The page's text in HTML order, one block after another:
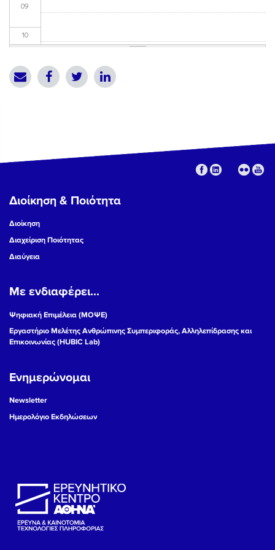
09
10
16
17
19
22
Διοίκηση & Ποιότητα
Διοίκηση
Διαχείριση Ποιότητας
Διαύγεια
Με ενδιαφέρει...
Ψηφιακή Επιμέλεια (ΜΟΨΕ)
Εργαστήριο Μελέτης Ανθρώπινης Συμπεριφοράς, Αλληλεπίδρασης και
Επικοινωνίας (HUBIC Lab)
Ενημερώνομαι
Newsletter
Ημερολόγιο Εκδηλώσεων